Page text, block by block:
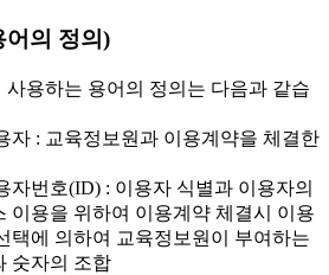
어의 정의)
사용하는 용어의 정의는 다음과 같습
자 : 교육정보원과 이용계약을 체결한
번호(ID) : 이용자 식별과 이용자의
이용을 위하여 이용계약 체결시 이용
택에 의하여 교육정보원이 부여하는
숫자의 조합